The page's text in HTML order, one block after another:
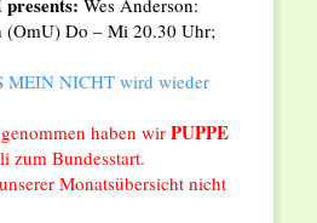
Wes Anderson:
(OmU) Do – Mi 20.30 Uhr;
MEIN NICHT wird wieder
haben wirPUPPE
zum Bundesstart.
Monatsübersicht nicht